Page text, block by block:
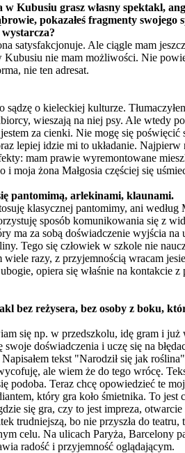
Kubusiu grasz własny spektakl,
pokazałeś fragmenty swojego
satysfakcjonuje. Ale ciągle mam
nie mam możliwości. Nie
nie ten adresat.
o kieleckiej kulturze.
wieszają na niej psy. Ale wtedy
za cienki. Nie mogę się poświęcić
lepiej idzie mi to układanie. Najpierw
mam prawie wyremontowane
moja żona Małgosia częściej się
pantomimą, arlekinami, klaunami.
klasycznej pantomimy, ani według
sposób komunikowania się z
ma za sobą doświadczenie wyjścia na
Tego się człowiek w szkole nie
razy, z przyjemnością wracam
opiera się właśnie na kontakcie z
bez reżysera, bez osoby z boku,
się np. w przedszkolu, idę gram i już
doświadczenia i uczę się na
tekst "Narodził się jak
ale wiem że do tego wrócę.
podoba. Teraz chcę opowiedzieć te
który gra koło śmietnika. To jest
się gra, czy to jest impreza,
trudniejszą, bo nie przyszła do
celu. Na ulicach Paryża, Barcelony
radość i przyjemność oglądającym.